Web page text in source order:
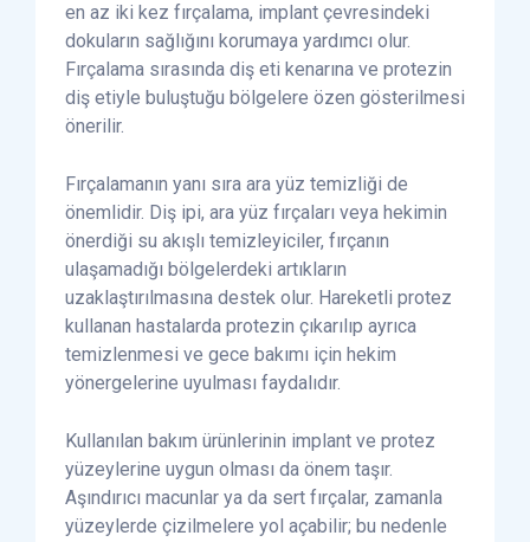
en az iki kez fırçalama, implant çevresindeki
dokuların sağlığını korumaya yardımcı olur.
Fırçalama sırasında diş eti kenarına ve protezin
diş etiyle buluştuğu bölgelere özen gösterilmesi
önerilir.
Fırçalamanın yanı sıra ara yüz temizliği de
önemlidir. Diş ipi, ara yüz fırçaları veya hekimin
önerdiği su akışlı temizleyiciler, fırçanın
ulaşamadığı bölgelerdeki artıkların
uzaklaştırılmasına destek olur. Hareketli protez
kullanan hastalarda protezin çıkarılıp ayrıca
temizlenmesi ve gece bakımı için hekim
yönergelerine uyulması faydalıdır.
Kullanılan bakım ürünlerinin implant ve protez
yüzeylerine uygun olması da önem taşır.
Aşındırıcı macunlar ya da sert fırçalar, zamanla
yüzeylerde çizilmelere yol açabilir; bu nedenle